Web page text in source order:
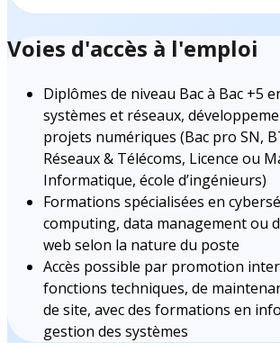
Voies d'accès à l'emploi
Diplômes de niveau Bac à Bac +5
systèmes et réseaux,
projets numériques (Bac pro SN,
Réseaux & Télécoms, Licence ou
Informatique, école d’ingénieurs)
Formations spécialisées en
computing, data management ou
web selon la nature du poste
Accès possible par promotion
fonctions techniques, de
de site, avec des formations en
gestion des systèmes